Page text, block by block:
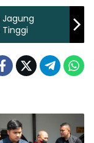
Jagung